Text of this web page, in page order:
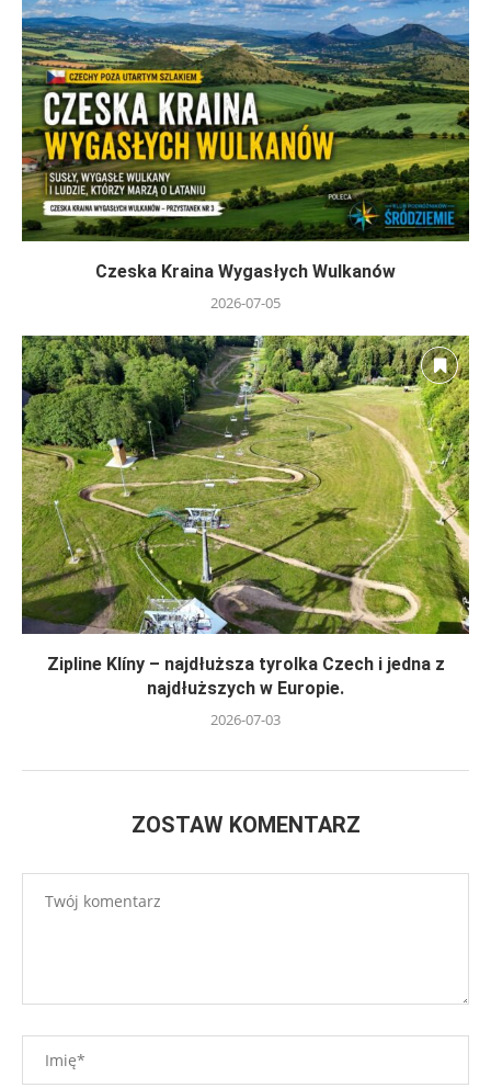
Czeska Kraina Wygasłych Wulkanów
2026-07-05
Zipline Klíny – najdłuższa tyrolka Czech i jedna z
najdłuższych w Europie.
2026-07-03
ZOSTAW KOMENTARZ